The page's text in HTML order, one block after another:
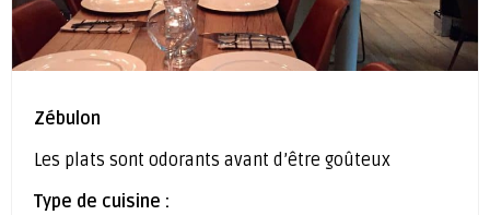
Zébulon
Les plats sont odorants avant d’être goûteux
Type de cuisine :